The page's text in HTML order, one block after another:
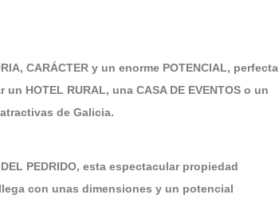
CARÁCTER y un enorme POTENCIAL, perfecta
HOTEL RURAL, una CASA DE EVENTOS o un
de Galicia.
PEDRIDO, esta espectacular propiedad
con unas dimensiones y un potencial